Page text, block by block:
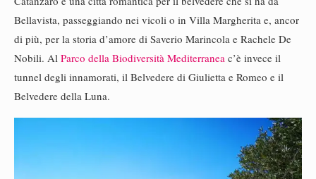
Bellavista, passeggiando nei vicoli o in Villa Margherita e, ancor
di più, per la storia d’amore di Saverio Marincola e Rachele De
Nobili. Al Parco della Biodiversità Mediterranea c’è invece il
tunnel degli innamorati, il Belvedere di Giulietta e Romeo e il
Belvedere della Luna.